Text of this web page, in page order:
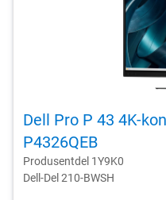
Dell Pro P 43 4K-
P4326QEB
Produsentdel 1Y9K0
Dell-Del 210-BWSH